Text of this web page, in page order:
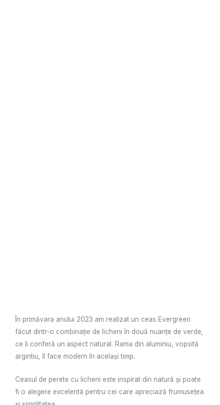
În primăvara anului 2023 am realizat un ceas Evergreen
făcut dintr-o combinație de licheni în două nuanțe de verde,
ce îi conferă un aspect natural. Rama din aluminiu, vopsită
argintiu, îl face modern în același timp.
Ceasul de perete cu licheni este inspirat din natură și poate
fi o alegere excelentă pentru cei care apreciază frumusețea